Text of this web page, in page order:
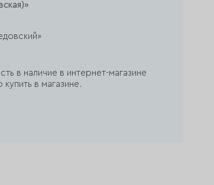
в наличие в интернет-магазине
в магазине.